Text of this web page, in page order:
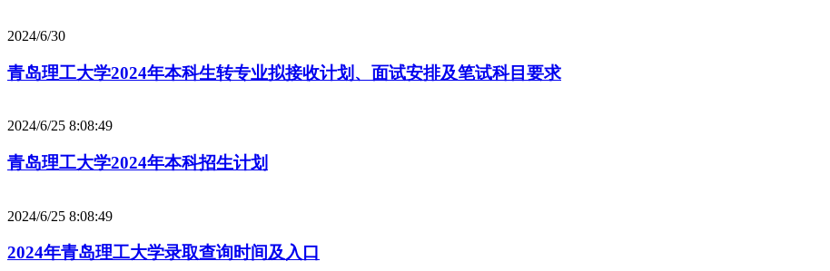
2024/6/30
青岛理工大学2024年本科生转专业拟接收计划、面试安排及笔试科目要求
2024/6/25 8:08:49
青岛理工大学2024年本科招生计划
2024/6/25 8:08:49
2024年青岛理工大学录取查询时间及入口